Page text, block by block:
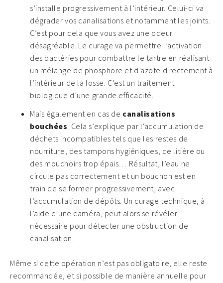
s’installe progressivement à l’intérieur. Celui-ci va
dégrader vos canalisations et notamment les joints.
C’est pour cela que vous avez une odeur
désagréable. Le curage va permettre l’activation
des bactéries pour combattre le tartre en réalisant
un mélange de phosphore et d’azote directement à
l’intérieur de la fosse. C’est un traitement
biologique d’une grande efficacité.
Mais également en cas de canalisations
bouchées . Cela s’explique par l’accumulation de
déchets incompatibles tels que les restes de
nourriture, des tampons hygiéniques, de litière ou
des mouchoirs trop épais… Résultat, l’eau ne
circule pas correctement et un bouchon est en
train de se former progressivement, avec
l’accumulation de dépôts. Un curage technique, à
l’aide d’une caméra, peut alors se révéler
nécessaire pour détecter une obstruction de
canalisation.
Même si cette opération n’est pas obligatoire, elle reste
recommandée, et si possible de manière annuelle pour